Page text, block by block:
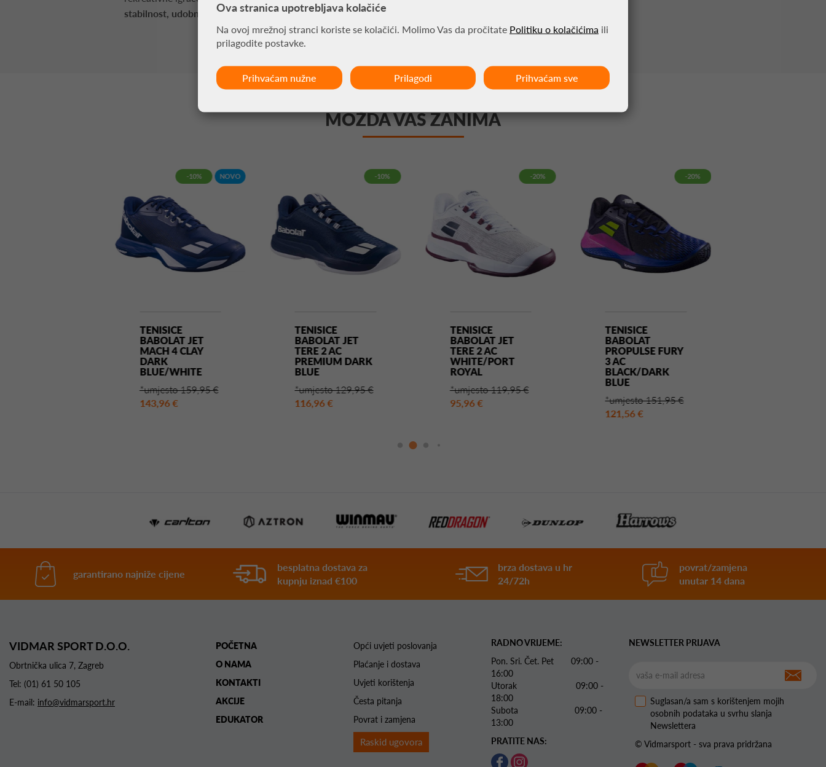
stabilnost, udobnost, izdržljivost i sigurno kretanje na zemlji.
MOŽDA VAS ZANIMA
-10% NOVO
TENISICE
BABOLAT JET
MACH 4 CLAY
DARK
BLUE/WHITE
*umjesto 159,95 €
143,96 €
-10%
TENISICE
BABOLAT JET
TERE 2 AC
PREMIUM DARK
BLUE
*umjesto 129,95 €
116,96 €
-20%
TENISICE
BABOLAT JET
TERE 2 AC
WHITE/PORT
ROYAL
*umjesto 119,95 €
95,96 €
-20%
TENISICE
BABOLAT
PROPULSE FURY
3 AC
BLACK/DARK
BLUE
*umjesto 151,95 €
121,56 €
garantirano najniže cijene
besplatna dostava za
kupnju iznad €100
brza dostava u hr
24/72h
povrat/zamjena
unutar 14 dana
VIDMAR SPORT D.O.O.
Obrtnička ulica 7, Zagreb
Tel: (01) 61 50 105
E-mail: info@vidmarsport.hr
POČETNA
O NAMA
KONTAKTI
AKCIJE
EDUKATOR
Opći uvjeti poslovanja
Plaćanje i dostava
Uvjeti korištenja
Česta pitanja
Povrat i zamjena
Raskid ugovora
RADNO VRIJEME:
Pon. Sri. Čet. Pet 09:00 -
16:00
Utorak 09:00 -
18:00
Subota 09:00 -
13:00
PRATITE NAS:
NEWSLETTER PRIJAVA
Suglasan/a sam s korištenjem mojih
osobnih podataka u svrhu slanja
Newslettera
© Vidmarsport - sva prava pridržana
Ova stranica upotrebljava kolačiće
Na ovoj mrežnoj stranci koriste se kolačići. Molimo Vas da pročitate Politiku o kolačićima ili
prilagodite postavke.
Prihvaćam nužne Prilagodi Prihvaćam sve